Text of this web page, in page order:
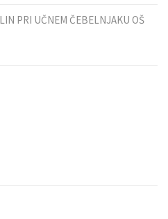
PRI UČNEM ČEBELNJAKU OŠ